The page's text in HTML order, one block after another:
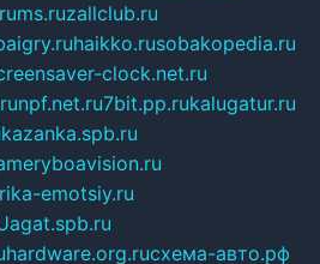
zallclub.ru
haikko.rusobakopedia.ru
clock.net.ru
npf.net.ru7bit.pp.rukalugatur.ru
kazanka.spb.ru
emotsiy.ru
agat.spb.ru
hardware.org.ruсхема-авто.рф